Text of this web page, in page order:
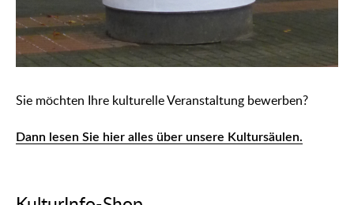
Sie möchten Ihre kulturelle Veranstaltung bewerben?
Dann lesen Sie hier alles über unsere Kultursäulen.